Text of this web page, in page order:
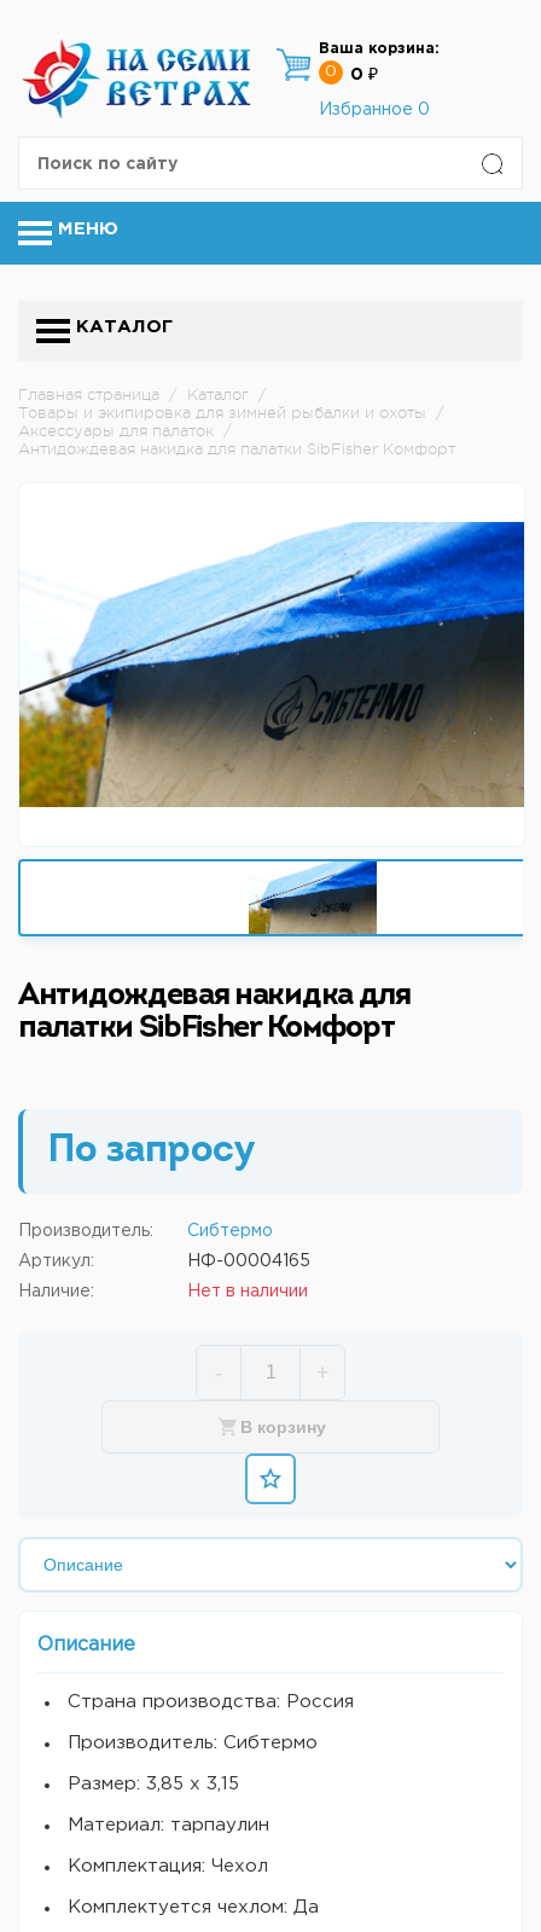
Ваша корзина:
0
0 ₽
Избранное 0
МЕНЮ
КАТАЛОГ
Главная страница / Каталог /
Товары и экипировка для зимней рыбалки и охоты
/
Аксессуары для палаток /
Антидождевая накидка для палатки SibFisher Комфорт
Антидождевая накидка для
палатки SibFisher Комфорт
По запросу
Производитель: Сибтермо
Артикул: НФ-00004165
Наличие: Нет в наличии
- +
В корзину
Описание
Страна производства: Россия
Производитель: Сибтермо
Размер: 3,85 х 3,15
Материал: тарпаулин
Комплектация: Чехол
Комплектуется чехлом: Да